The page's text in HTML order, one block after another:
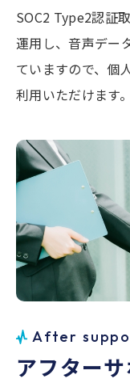
6.最終評価
最終的なレポ
評価し、必要
どの分類が付
が低く、感
測されたた
します。さら
リングされ
位を即座に判
想定される効果
不正申告の
SOC2 Type2認証
運用し、音声デー
ていますので、 個
利用いただけます。
After suppo
アフターサ